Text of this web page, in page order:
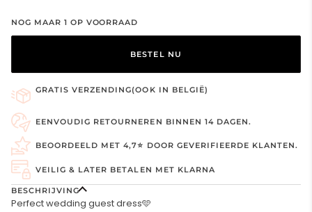
NOG MAAR 1 OP VOORRAAD
BESTEL NU
GRATIS VERZENDING(OOK IN BELGIË)
EENVOUDIG RETOURNEREN BINNEN 14 DAGEN.
BEOORDEELD MET 4,7⭐ DOOR GEVERIFIEERDE KLANTEN.
VEILIG & LATER BETALEN MET KLARNA
BESCHRIJVING
Perfect wedding guest dress🩵